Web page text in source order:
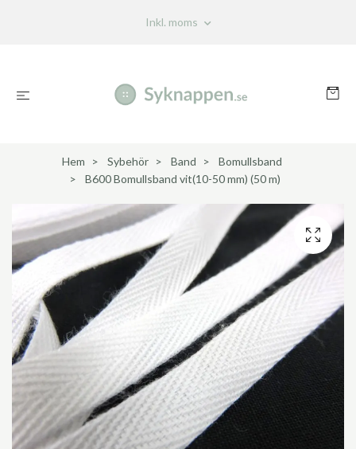
Inkl. moms
Hem Sybehör Band
Bomullsband
B600 Bomullsband vit(10-50 mm) (50 m)